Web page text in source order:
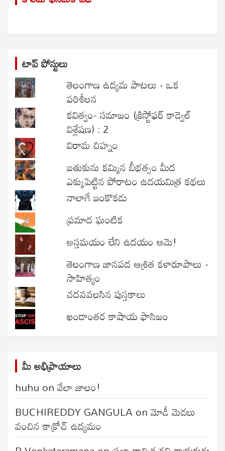
టాప్ పోస్టులు
తెలంగాణ ఉద్యమ పాటలు - ఒక
పరిశీలన
కవిత్వం- సమాజం (క్రిస్టోఫర్ కాడ్వెల్
విశ్లేషణ) : 2
విరామ చిహ్నం
బతుకును కమ్మిన బీభత్సం మీద
ఎక్కుపెట్టిన పోరాటం ఉదయమిత్ర కథలు
నాలాగే ఇంకొకడు
ప్రమాద ఘంటిక
అస్తమయం లేని ఉదయం ఆమె!
తెలంగాణ జానపద ఆశ్రిత కళారూపాలు -
సాహిత్యం
చదవవలసిన పుస్తకాలు
ఖండాంతర కాషాయ ఫాసిజం
మీ అభిప్రాయాలు
huhu onవేలా జాలం!
BUCHIREDDY GANGULA onమోడీ మెడలు
వంచిన కాక్రోచ్ ఉద్యమం